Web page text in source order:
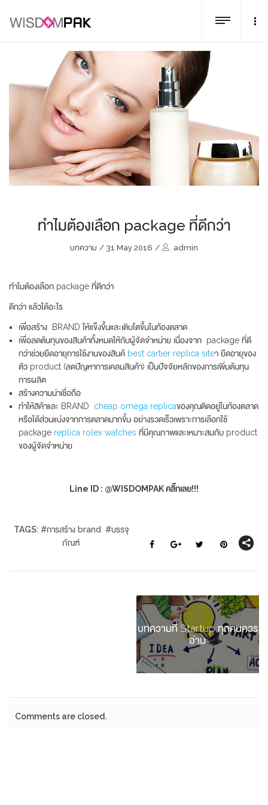
ทำไมต้องเลือก package ที่ดีกว่า
บทความ / 31 May 2016 / admin
ทำไมต้องเลือก package ที่ดีกว่า
ดีกว่า แล้วได้อะไร
เพื่อสร้าง BRAND ให้แข็งขึ้นและเติบโตขึ้นในท้องตลาด
เพื่อลดต้นทุนของสินค้าทั้งหมดให้กับผู้จัดจำหน่าย เนื่องจาก package ที่ดี
กว่าช่วยยืดอายุการใช้งานของสินค้ best cartier replica siteา ยืดอายุของ
ตัว product (ลดปัญหาการเคลมสินค้า) เป็นปัจจัยหลักของการเพิ่มต้นทุน
การผลิต
สร้างความน่าเชื่อถือ
ทำให้สิค้าและ BRAND cheap omega replicaของคุณติดอยู่ในท้องตลาด
หรือได้ส่วนแบ่งจากการตลาดมากขี้น อย่างรวดเร็วเพราะการเลือกใช้
package replica rolex watches ที่มีคุณภาพและเหมาะสมกับ product
ของผู้จัดจำหน่าย
Line ID : @WISDOMPAK คลิ๊กเลย!!!
TAGS: #การสร้าง brand #บรรจุ
ภัณฑ์
บทความที่ Startup ทุกคนควร
อ่าน
Comments are closed.